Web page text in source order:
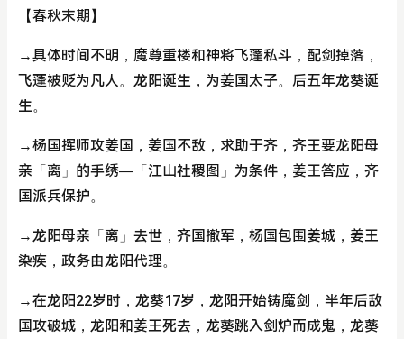
【春秋末期】
→具体时间不明，魔尊重楼和神将飞蓬私斗，配剑掉落，
飞蓬被贬为凡人。龙阳诞生，为姜国太子。后五年龙葵诞
生。
→杨国挥师攻姜国，姜国不敌，求助于齐，齐王要龙阳母
亲「离」的手绣—「江山社稷图」为条件，姜王答应，齐
国派兵保护。
→龙阳母亲「离」去世，齐国撤军，杨国包围姜城，姜王
染疾，政务由龙阳代理。
→在龙阳22岁时，龙葵17岁，龙阳开始铸魔剑，半年后敌
国攻破城，龙阳和姜王死去，龙葵跳入剑炉而成鬼，龙葵